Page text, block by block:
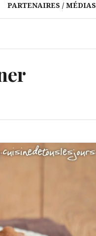
PARTENAIRES / MÉDIAS